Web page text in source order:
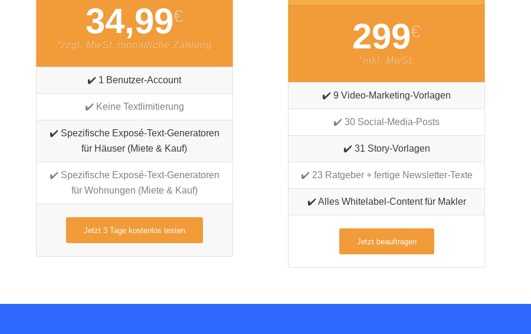
34,99€
*zzgl. MwSt.,monatliche Zahlung
✔️ 1 Benutzer-Account
✔️ Keine Textlimitierung
✔️ Spezifische Exposé-Text-Generatoren
für Häuser (Miete & Kauf)
✔️ Spezifische Exposé-Text-Generatoren
für Wohnungen (Miete & Kauf)
Jetzt 3 Tage kostenlos testen
299€
*inkl. MwSt.
✔️ 9 Video-Marketing-Vorlagen
✔️ 30 Social-Media-Posts
✔️ 31 Story-Vorlagen
✔️ 23 Ratgeber + fertige Newsletter-Texte
✔️ Alles Whitelabel-Content für Makler
Jetzt beauftragen